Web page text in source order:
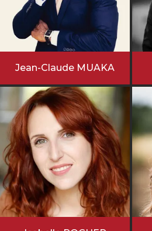
Jean-Claude MUAKA